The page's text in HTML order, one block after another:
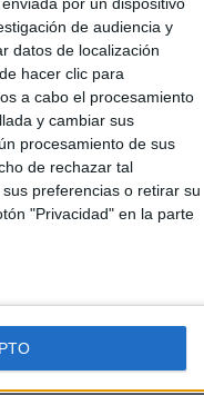
por un dispositivo
de audiencia y
datos de localización
hacer clic para
a cabo el procesamiento
y cambiar sus
procesamiento de sus
de rechazar tal
preferencias o retirar su
"Privacidad" en la parte